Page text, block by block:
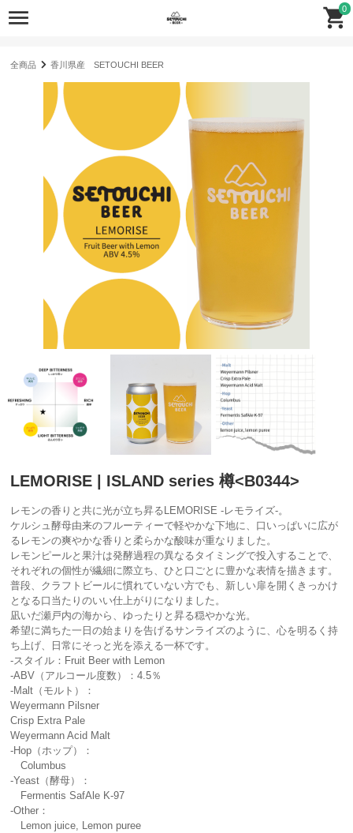
0
全商品 香川県産 SETOUCHI BEER
LEMORISE | ISLAND series 樽<B0344>
レモンの香りと共に光が立ち昇るLEMORISE -レモライズ-。
ケルシュ酵母由来のフルーティーで軽やかな下地に、口いっぱいに広が
るレモンの爽やかな香りと柔らかな酸味が重なりました。
レモンピールと果汁は発酵過程の異なるタイミングで投入することで、
それぞれの個性が繊細に際立ち、ひと口ごとに豊かな表情を描きます。
普段、クラフトビールに慣れていない方でも、新しい扉を開くきっかけ
となる口当たりのいい仕上がりになりました。
凪いだ瀬戸内の海から、ゆったりと昇る穏やかな光。
希望に満ちた一日の始まりを告げるサンライズのように、心を明るく持
ち上げ、日常にそっと光を添える一杯です。
-スタイル：Fruit Beer with Lemon
-ABV（アルコール度数）：4.5％
-Malt（モルト）：
Weyermann Pilsner
Crisp Extra Pale
Weyermann Acid Malt
-Hop（ホップ）：
Columbus
-Yeast（酵母）：
Fermentis SafAle K-97
-Other：
Lemon juice, Lemon puree